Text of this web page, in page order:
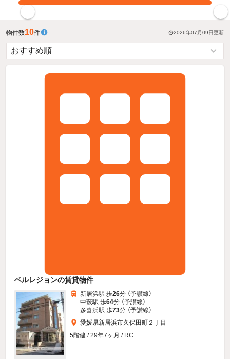
物件数10件 2026年07月09日更新
ベルレジョンの賃貸物件
新居浜駅 歩26分 （予讃線）
中萩駅 歩64分 （予讃線）
多喜浜駅 歩73分 （予讃線）
愛媛県新居浜市久保田町２丁目
5階建 / 29年7ヶ月 / RC